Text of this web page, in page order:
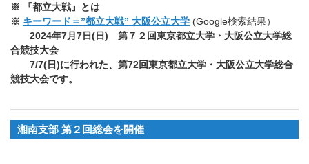
※
『都立大戦』とは
※ キーワード＝”都立大戦” 大阪公立大学 (Google検索結果）
2024年7月7日(日) 第７２回東京都立大学・大阪公立大学総
合競技大会
7/7(日)に行われた、第72回東京都立大学・大阪公立大学総合
競技大会です。
湘南支部 第２回総会を開催